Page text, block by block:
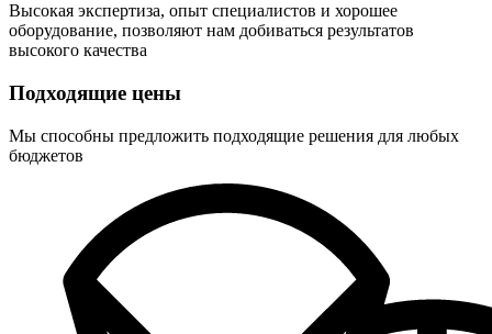
Высокая экспертиза, опыт специалистов и хорошее
оборудование, позволяют нам добиваться результатов
высокого качества
Подходящие цены
Мы способны предложить подходящие решения для любых
бюджетов